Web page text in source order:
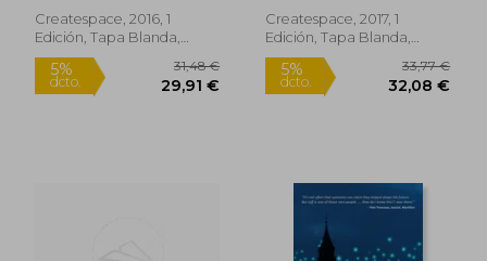
5%
dcto.
Noticed & get Signed
(en Inglés)
Createspace, 2016, 1
Edición, Tapa Blanda,
Nuevo
(en Inglés)
Createspace, 2017, 1
Edición, Tapa Blanda,
Nuevo